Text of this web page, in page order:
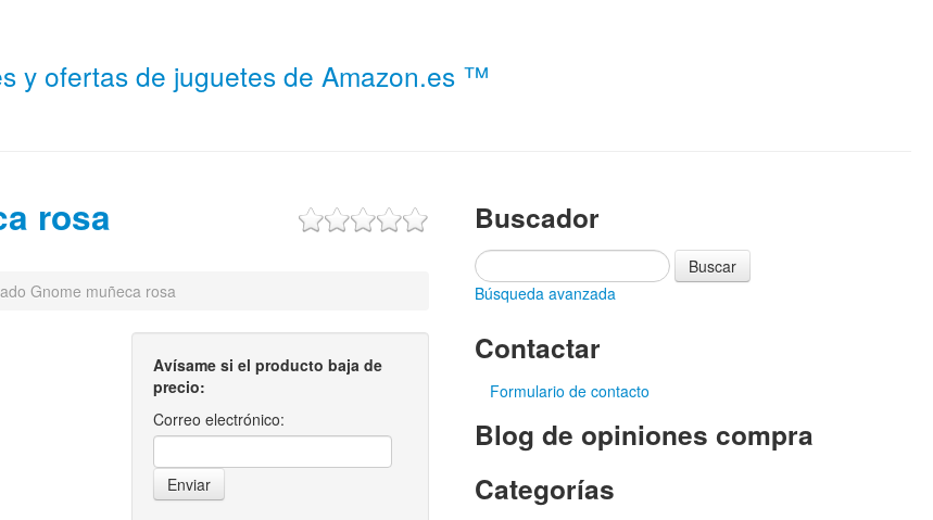
y ofertas de juguetes de Amazon.es ™
rosa
Gnome muñeca rosa
Avísame si el producto baja de
precio:
Correo electrónico:
Buscador
Búsqueda avanzada
Contactar
Formulario de contacto
Blog de opiniones compra
Categorías